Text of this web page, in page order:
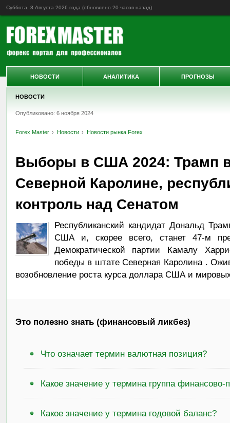
Суббота, 8 Августа 2026 года (обновлено 20 часов назад)
НОВОСТИ
Опубликовано: 6 ноября 2024
Forex Master Новости Новости рынка Forex
Выборы в США 2024: Трамп
Северной Каролине,
контроль над Сенатом
Республиканский кандидат Дональд
США и, скорее всего, станет 47-м
Демократической партии Камалу
победы в штате Северная Каролина .
возобновление роста курса доллара США и
Это полезно знать (финансовый ликбез)
Что означает термин валютная позиция?
Какое значение у термина группа
Какое значение у термина годовой баланс?
НОВОСТИ АНАЛИТИКА ПРОГНОЗЫ